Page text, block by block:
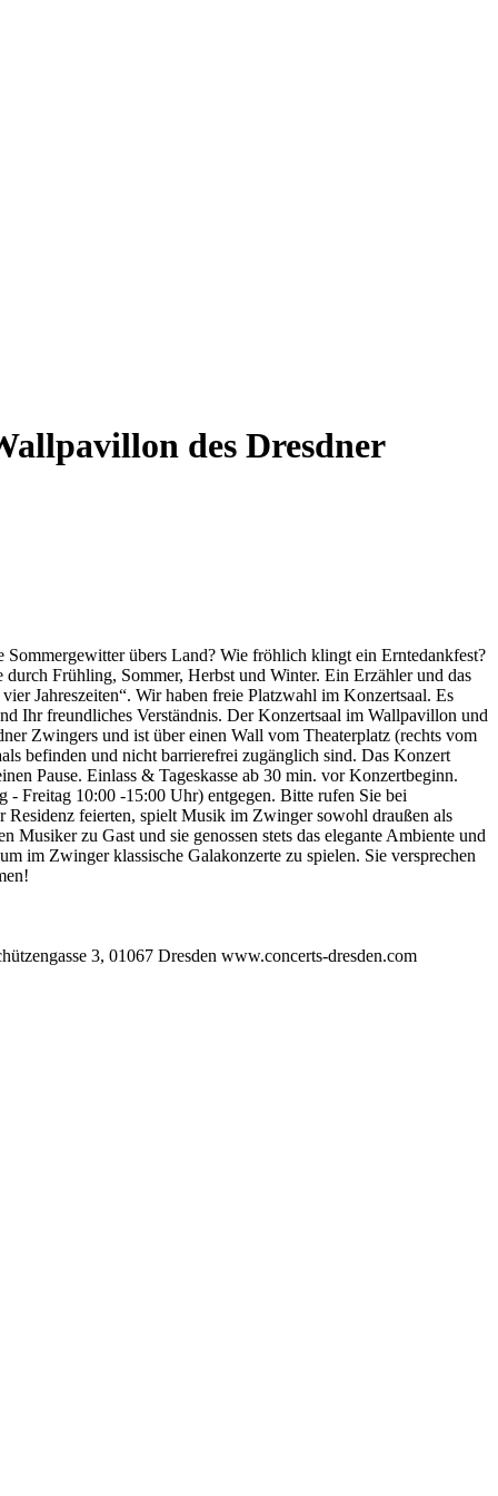
des Dresdner
übers Land? Wie fröhlich klingt ein Erntedankfest?
Frühling, Sommer, Herbst und Winter. Ein Erzähler und das
Jahreszeiten“. Wir haben freie Platzwahl im Konzertsaal. Es
Ihr freundliches Verständnis. Der Konzertsaal im Wallpavillon und
Zwingers und ist über einen Wall vom Theaterplatz (rechts vom
befinden und nicht barrierefrei zugänglich sind. Das Konzert
Pause. Einlass & Tageskasse ab 30 min. vor Konzertbeginn.
Freitag 10:00 -15:00 Uhr) entgegen. Bitte rufen Sie bei
feierten, spielt Musik im Zwinger sowohl draußen als
zu Gast und sie genossen stets das elegante Ambiente und
im Zwinger klassische Galakonzerte zu spielen. Sie versprechen
3, 01067 Dresden www.concerts-dresden.com